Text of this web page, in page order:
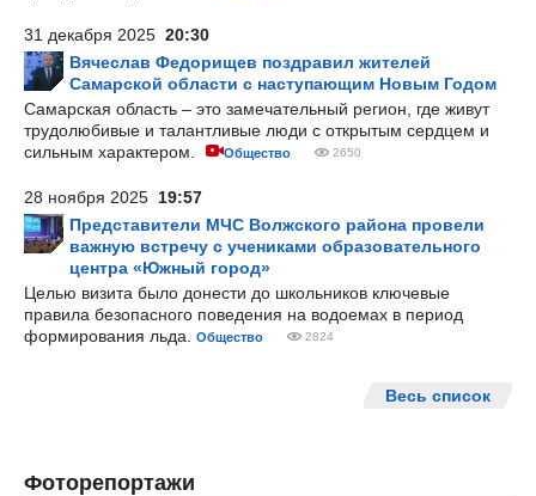
31 декабря 2025 20:30
Вячеслав Федорищев поздравил жителей
Самарской области с наступающим Новым Годом
Самарская область – это замечательный регион, где живут
трудолюбивые и талантливые люди с открытым сердцем и
сильным характером.
Общество 2650
28 ноября 2025 19:57
Представители МЧС Волжского района провели
важную встречу с учениками образовательного
центра «Южный город»
Целью визита было донести до школьников ключевые
правила безопасного поведения на водоемах в период
формирования льда.
Общество 2824
Весь список
Фоторепортажи